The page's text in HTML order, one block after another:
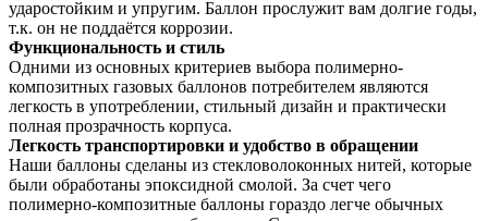
ударостойким и упругим. Баллон прослужит вам долгие годы,
т.к. он не поддаётся коррозии.
Функциональность и стиль
Одними из основных критериев выбора полимерно-
композитных газовых баллонов потребителем являются
легкость в употреблении, стильный дизайн и практически
полная прозрачность корпуса.
Легкость транспортировки и удобство в обращении
Наши баллоны сделаны из стекловолоконных нитей, которые
были обработаны эпоксидной смолой. За счет чего
полимерно-композитные баллоны гораздо легче обычных